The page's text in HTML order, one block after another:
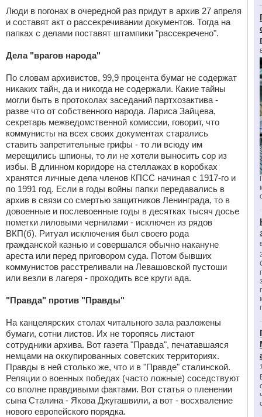
Люди в погонах в очередной раз придут в архив 27 апреля
и составят акт о рассекречивании документов. Тогда на
папках с делами поставят штампики "рассекречено".
Дела "врагов народа"
По словам архивистов, 99,9 процента бумаг не содержат
никаких тайн, да и никогда не содержали. Какие тайны
могли быть в протоколах заседаний партхозактива -
разве что от собственного народа. Лариса Зайцева,
секретарь межведомственной комиссии, говорит, что
коммунисты на всех своих документах старались
ставить запретительные грифы - то ли всюду им
мерещились шпионы, то ли не хотели выносить сор из
избы. В длинном коридоре на стеллажах в коробках
хранятся личные дела членов КПСС начиная с 1917-го и
по 1991 год. Если в годы войны папки передавались в
архив в связи со смертью защитников Ленинграда, то в
довоенные и послевоенные годы в десятках тысяч досье
пометки лиловыми чернилами - исключен из рядов
ВКП(б). Ритуал исключения был своего рода
гражданской казнью и совершался обычно накануне
ареста или перед приговором суда. Потом бывших
коммунистов расстреливали на Левашовской пустоши
или везли в лагеря - проходить все круги ада.
"Правда" против "Правды"
На канцелярских столах читального зала разложены
бумаги, сотни листов. Их не торопясь листают
сотрудники архива. Вот газета "Правда", печатавшаяся
немцами на оккупированных советских территориях.
Правды в ней столько же, что и в "Правде" сталинской.
Реляции о военных победах (часто ложные) соседствуют
со вполне правдивыми фактами. Вот статья о пленении
сына Сталина - Якова Джугашвили, а вот - восхваление
нового европейского порядка.